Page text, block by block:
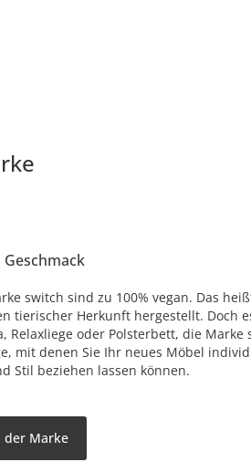
switch sind zu 100% vegan. Das
tierischer Herkunft hergestellt. Doch
Relaxliege oder Polsterbett, die
mit denen Sie Ihr neues Möbel
Stil beziehen lassen können.
der Marke